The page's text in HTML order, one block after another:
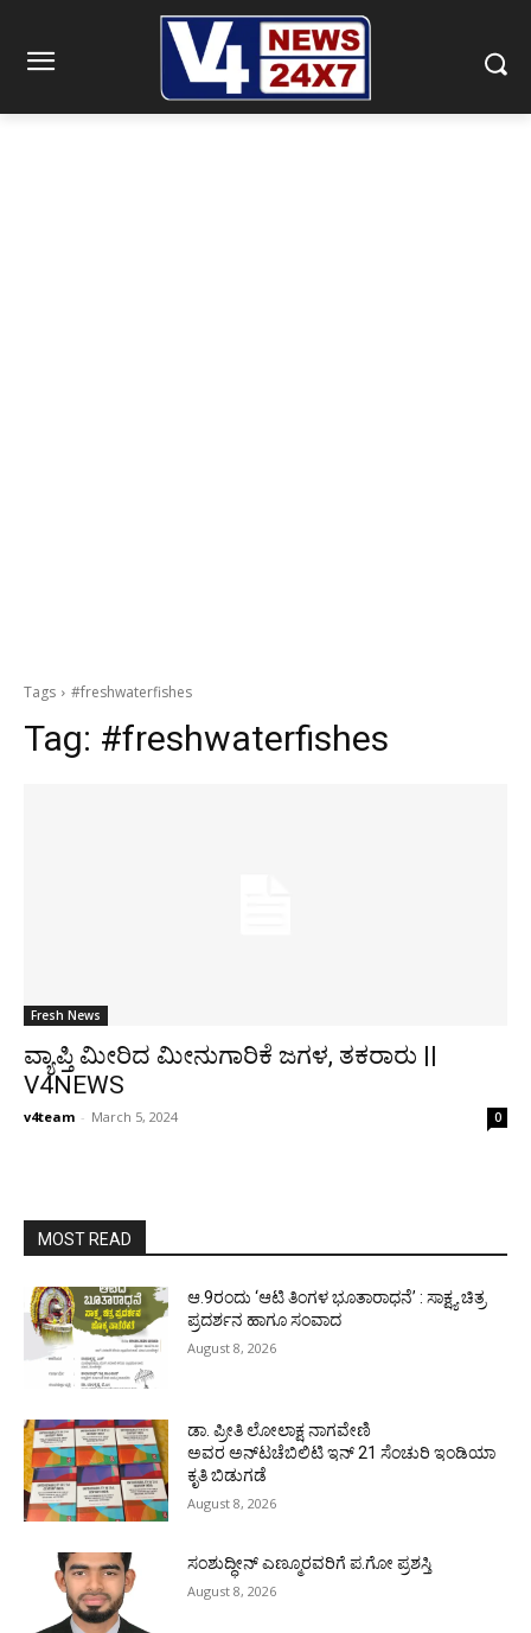
Tags #freshwaterfishes
Tag: #freshwaterfishes
Fresh News
ವ್ಯಾಪ್ತಿ ಮೀರಿದ ಮೀನುಗಾರಿಕೆ ಜಗಳ, ತಕರಾರು ||
V4NEWS
v4team - March 5, 2024 0
MOST READ
ಆ.9ರಂದು ‘ಆಟಿ ತಿಂಗಳ ಭೂತಾರಾಧನೆ’ : ಸಾಕ್ಷ್ಯ ಚಿತ್ರ
ಪ್ರದರ್ಶನ ಹಾಗೂ ಸಂವಾದ
August 8, 2026
ಡಾ. ಪ್ರೀತಿ ಲೋಲಾಕ್ಷ ನಾಗವೇಣಿ
ಅವರ ಅನ್‌ಟಚೆಬಿಲಿಟಿ ಇನ್ 21 ಸೆಂಚುರಿ ಇಂಡಿಯಾ
ಕೃತಿ ಬಿಡುಗಡೆ
August 8, 2026
ಸಂಶುದ್ಧೀನ್ ಎಣ್ಮೂರವರಿಗೆ ಪ.ಗೋ ಪ್ರಶಸ್ತಿ
August 8, 2026